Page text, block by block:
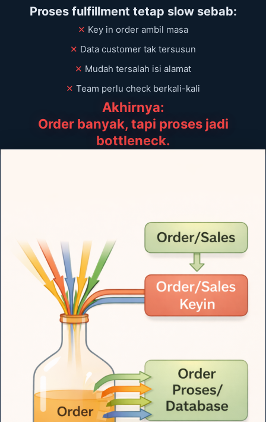
Proses fulfillment tetap slow sebab:
✕ Key in order ambil masa
✕ Data customer tak tersusun
✕ Mudah tersalah isi alamat
✕ Team perlu check berkali-kali
Akhirnya:
Order banyak, tapi proses jadi
bottleneck.